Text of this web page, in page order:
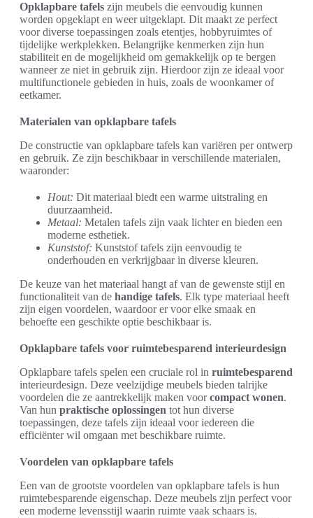
Opklapbare tafels zijn meubels die eenvoudig kunnen
worden opgeklapt en weer uitgeklapt. Dit maakt ze perfect
voor diverse toepassingen zoals etentjes, hobbyruimtes of
tijdelijke werkplekken. Belangrijke kenmerken zijn hun
stabiliteit en de mogelijkheid om gemakkelijk op te bergen
wanneer ze niet in gebruik zijn. Hierdoor zijn ze ideaal voor
multifunctionele gebieden in huis, zoals de woonkamer of
eetkamer.
Materialen van opklapbare tafels
De constructie van opklapbare tafels kan variëren per ontwerp
en gebruik. Ze zijn beschikbaar in verschillende materialen,
waaronder:
Hout: Dit materiaal biedt een warme uitstraling en
duurzaamheid.
Metaal: Metalen tafels zijn vaak lichter en bieden een
moderne esthetiek.
Kunststof: Kunststof tafels zijn eenvoudig te
onderhouden en verkrijgbaar in diverse kleuren.
De keuze van het materiaal hangt af van de gewenste stijl en
functionaliteit van de handige tafels. Elk type materiaal heeft
zijn eigen voordelen, waardoor er voor elke smaak en
behoefte een geschikte optie beschikbaar is.
Opklapbare tafels voor ruimtebesparend interieurdesign
Opklapbare tafels spelen een cruciale rol in ruimtebesparend
interieurdesign. Deze veelzijdige meubels bieden talrijke
voordelen die ze aantrekkelijk maken voorcompact wonen.
Van hun praktische oplossingen tot hun diverse
toepassingen, deze tafels zijn ideaal voor iedereen die
efficiënter wil omgaan met beschikbare ruimte.
Voordelen van opklapbare tafels
Een van de grootste voordelen van opklapbare tafels is hun
ruimtebesparende eigenschap. Deze meubels zijn perfect voor
een moderne levensstijl waarin ruimte vaak schaars is.